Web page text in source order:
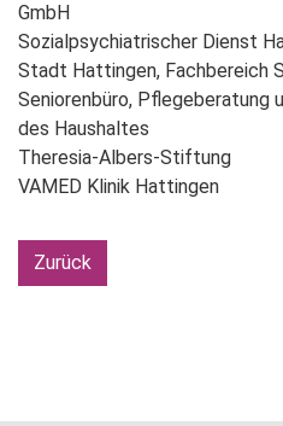
GmbH
Sozialpsychiatrischer Dienst
Stadt Hattingen, Fachbereich
Seniorenbüro, Pflegeberatung
des Haushaltes
Theresia-Albers-Stiftung
VAMED Klinik Hattingen
Zurück